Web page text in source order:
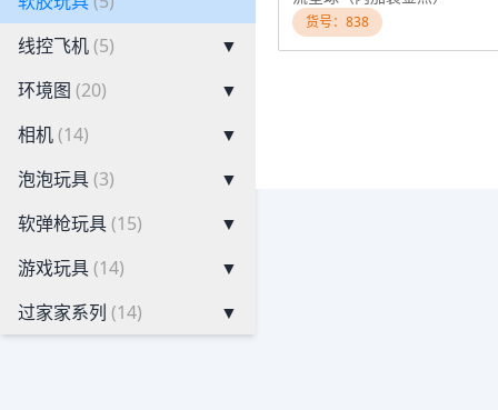
线控飞机(5)
▼
环境图 (20)
▼
相机(14)
▼
泡泡玩具(3)
▼
软弹枪玩具(15)
▼
游戏玩具(14)
▼
过家家系列 (14) ▼
货号：838